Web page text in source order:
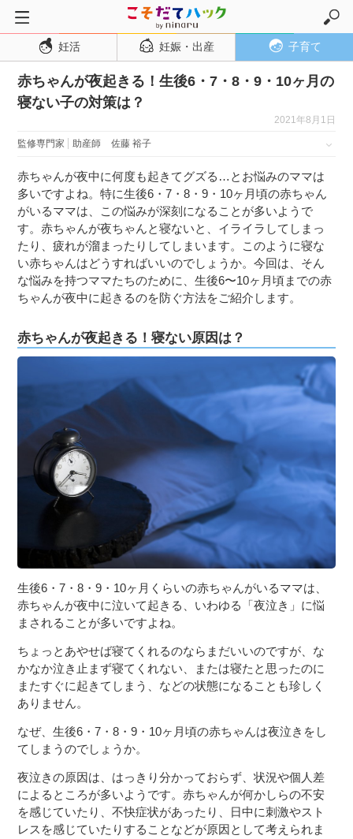
トップページ
妊活
妊娠・出産
妊娠中期
妊娠後期
出産
子育て・育児
０歳児
２歳児
７〜１２歳児
妊活 妊娠・出産 子育て
赤ちゃんが夜起きる！生後6・7・8・9・10ヶ月の
寝ない子の対策は？
2021年8月1日
監修専門家 助産師 佐藤 裕子
赤ちゃんが夜中に何度も起きてグズる…とお悩みのママは
多いですよね。特に生後6・7・8・9・10ヶ月頃の赤ちゃん
がいるママは、この悩みが深刻になることが多いようで
す。赤ちゃんが夜ちゃんと寝ないと、イライラしてしまっ
たり、疲れが溜まったりしてしまいます。このように寝な
い赤ちゃんはどうすればいいのでしょうか。今回は、そん
な悩みを持つママたちのために、生後6〜10ヶ月頃までの赤
ちゃんが夜中に起きるのを防ぐ方法をご紹介します。
赤ちゃんが夜起きる！寝ない原因は？
生後6・7・8・9・10ヶ月くらいの赤ちゃんがいるママは、
赤ちゃんが夜中に泣いて起きる、いわゆる「夜泣き」に悩
まされることが多いですよね。
ちょっとあやせば寝てくれるのならまだいいのですが、な
かなか泣き止まず寝てくれない、または寝たと思ったのに
またすぐに起きてしまう、などの状態になることも珍しく
ありません。
なぜ、生後6・7・8・9・10ヶ月頃の赤ちゃんは夜泣きをし
てしまうのでしょうか。
夜泣きの原因は、はっきり分かっておらず、状況や個人差
によるところが多いようです。赤ちゃんが何かしらの不安
を感じていたり、不快症状があったり、日中に刺激やスト
レスを感じていたりすることなどが原因として考えられま